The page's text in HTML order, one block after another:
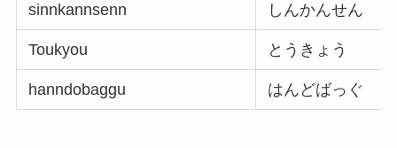
sinnkannsenn しんかんせん
Toukyou とうきょう
hanndobaggu はんどばっぐ